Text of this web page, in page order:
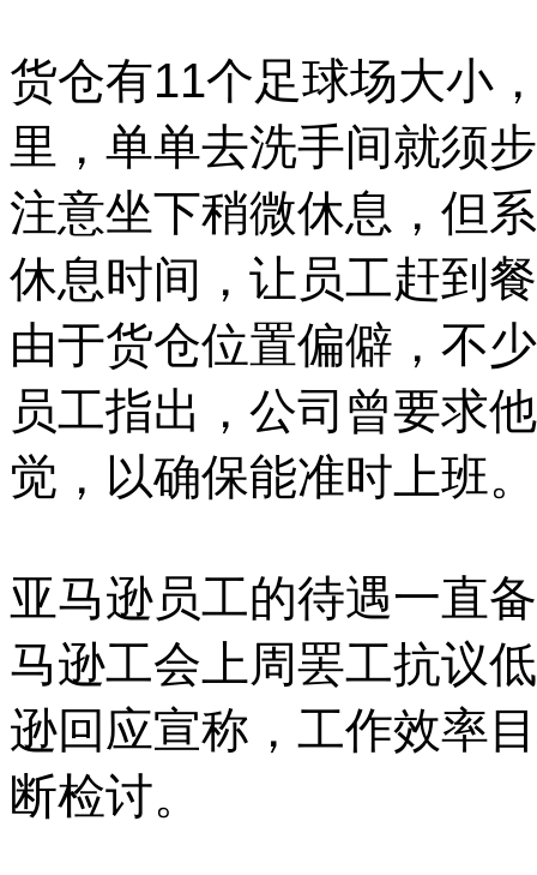
货仓有11个足球场大小
里，单单去洗手间就须
注意坐下稍微休息，但
休息时间，让员工赶到
由于货仓位置偏僻，不
员工指出，公司曾要求
觉，以确保能准时上班。
亚马逊员工的待遇一直
马逊工会上周罢工抗议
逊回应宣称，工作效率
断检讨。